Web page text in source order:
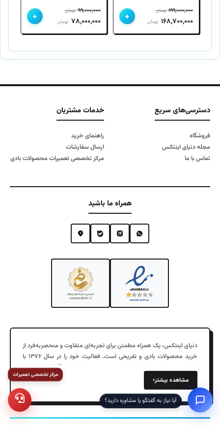
۱۹۹,۰۰۰,۰۰۰ تومان
قیمت
اصلی
۱۶۸,۷۰۰,۰۰۰ تومانقیمت
فعلی
+ ۹۹,۰۰۰,۰۰۰ تومان
قیمت
اصلی
۷۸,۰۰۰,۰۰۰ تومانقیمت
فعلی
+
دسترسی‌های سریع
فروشگاه
مجله دنیای اینتکس
تماس با ما
خدمات مشتریان
راهنمای خرید
ارسال سفارشات
مرکز تخصصی تعمیرات محصولات بادی
همراه ما باشید
دنیای اینتکس، یک همراه مطمئن برای تجربه‌ای متفاوت و منحصربه‌فرد از
خرید محصولات بادی و تفریحی است. فعالیت خود را در سال ۱۳۷۶ با
واردات محصولات بادی با کیفیت در جزیره زیبای کیش آغاز کرد. پس از
چند سال موفقیت در فروش عمده به شهرهای مختلف، در سال ۱۳۹۷
دفتر مرکزی خود را در تهران افتتاح کردیم و فروش اینترنتی را به خدمات
خود اضافه کردیم.
فروشگاه ما با ارائه محصولاتی مانند کالای خواب بادی، استخر بادی، قایق
بادی، تشک بادی و دیگر محصولات بادی به یکی از معتبرترین فروشگاه‌های
مشاهده بیشتر›
آیا نیاز به گفتگو یا مشاوره دارید؟
مرکز تخصصی تعمیرات